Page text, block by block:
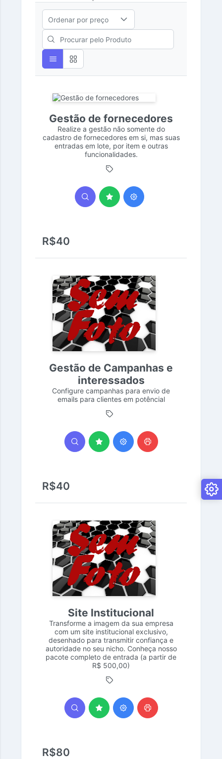
Ordenar por preço
Gestão de fornecedores
Realize a gestão não somente do
cadastro de fornecedores em si, mas suas
entradas em lote, por item e outras
funcionalidades.
R$40
Gestão de Campanhas e
interessados
Configure campanhas para envio de
emails para clientes em potêncial
R$40
Site Institucional
Transforme a imagem da sua empresa
com um site institucional exclusivo,
desenhado para transmitir confiança e
autoridade no seu nicho. Conheça nosso
pacote completo de entrada (a partir de
R$ 500,00)
R$80